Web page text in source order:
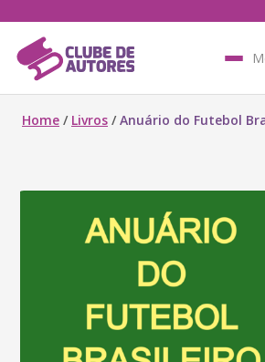
Home / Livros /Anuário do Futebol